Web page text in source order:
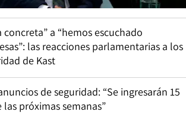
concreta” a “hemos escuchado
las reacciones parlamentarias a los
de Kast
de seguridad: “Se ingresarán 15
próximas semanas”